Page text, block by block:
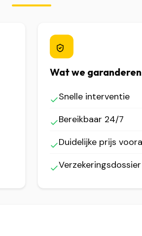
Wat we garanderen
Snelle interventie
Bereikbaar 24/7
Duidelijke prijs